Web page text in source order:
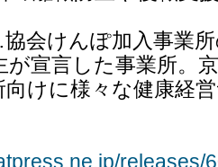
会けんぽ加入事業
が宣言した事業所。
向けに様々な健康経
releases/